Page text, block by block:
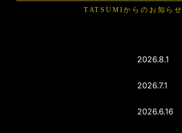
TATSUMIからのお知らせ
2026.8.1
2026.7.1
2026.6.16